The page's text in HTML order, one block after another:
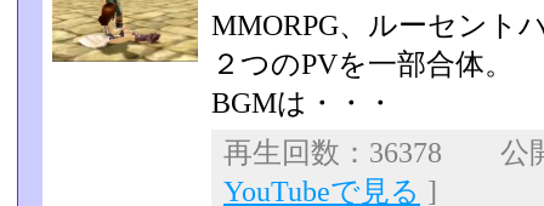
MMORPG、ルーセン
２つのPVを一部合体。
BGMは・・・
再生回数：36378 公
YouTubeで見る ]